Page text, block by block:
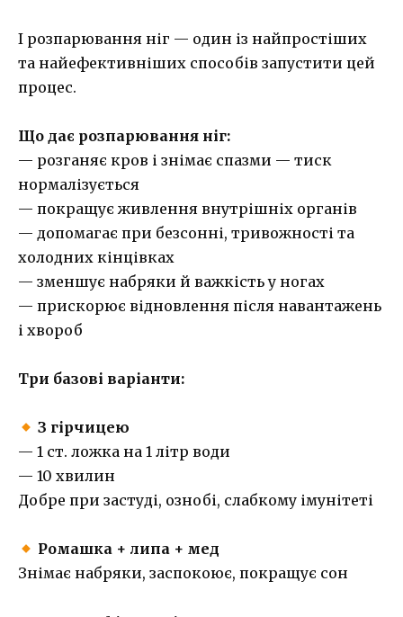
І розпарювання ніг — один із найпростіших
та найефективніших способів запустити цей
процес.
Що дає розпарювання ніг:
— розганяє кров і знімає спазми — тиск
нормалізується
— покращує живлення внутрішніх органів
— допомагає при безсонні, тривожності та
холодних кінцівках
— зменшує набряки й важкість у ногах
— прискорює відновлення після навантажень
і хвороб
Три базові варіанти:
З гірчицею
— 1 ст. ложка на 1 літр води
— 10 хвилин
Добре при застуді, ознобі, слабкому імунітеті
Ромашка + липа + мед
Знімає набряки, заспокоює, покращує сон